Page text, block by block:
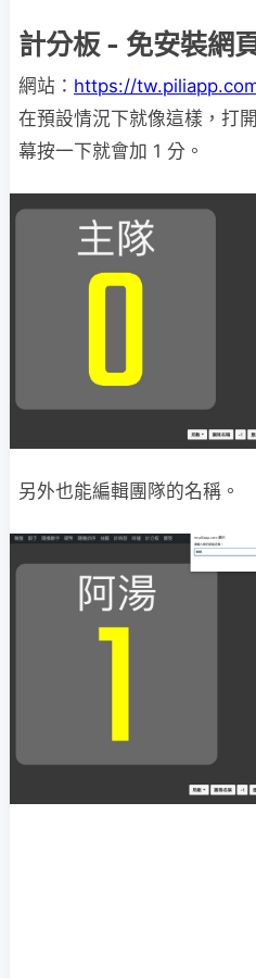
計分板 - 免安裝網
網站： https://
在預設情況下就像這樣，打
幕按一下就會加 1 分。
另外也能編輯團隊的名稱。